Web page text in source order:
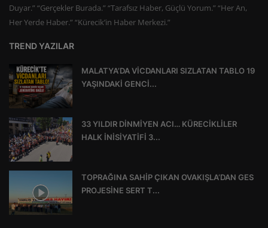
Duyar.” “Gerçekler Burada.” “Tarafsız Haber, Güçlü Yorum.” “Her An,
Her Yerde Haber.” “Kürecik’in Haber Merkezi.”
TREND YAZILAR
MALATYA’DA VİCDANLARI SIZLATAN TABLO 19
YAŞINDAKİ GENCİ...
33 YILDIR DİNMİYEN ACI… KÜRECİKLİLER
HALK İNİSİYATİFİ 3...
TOPRAĞINA SAHİP ÇIKAN OVAKIŞLA’DAN GES
PROJESİNE SERT T...